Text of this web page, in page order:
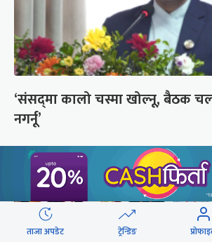
‘संसद्‍मा कालो चस्मा खोल्नू, बैठक
नगर्नू’
ताजा अपडेट ट्रेन्डिङ